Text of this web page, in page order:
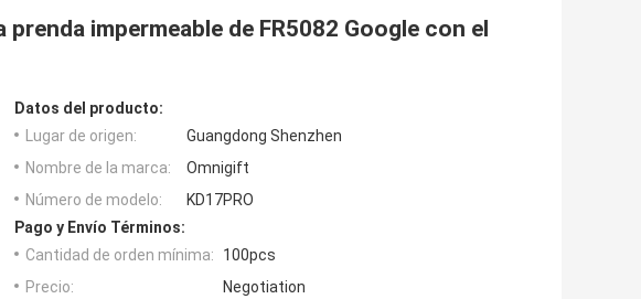
impermeable de FR5082 Google con el
Datos del producto:
Lugar de origen:
Guangdong Shenzhen
Nombre de la marca:
Omnigift
Número de modelo:
KD17PRO
Pago y Envío Términos:
Cantidad de orden mínima:
100pcs
Precio:
Negotiation